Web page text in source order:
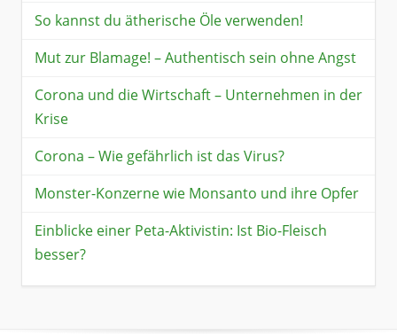
So kannst du ätherische Öle verwenden!
Mut zur Blamage! – Authentisch sein ohne Angst
Corona und die Wirtschaft – Unternehmen in der
Krise
Corona – Wie gefährlich ist das Virus?
Monster-Konzerne wie Monsanto und ihre Opfer
Einblicke einer Peta-Aktivistin: Ist Bio-Fleisch
besser?